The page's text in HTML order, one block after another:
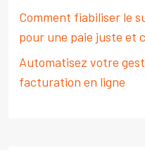
Comment fiabiliser le
pour une paie juste et
Automatisez votre
facturation en ligne